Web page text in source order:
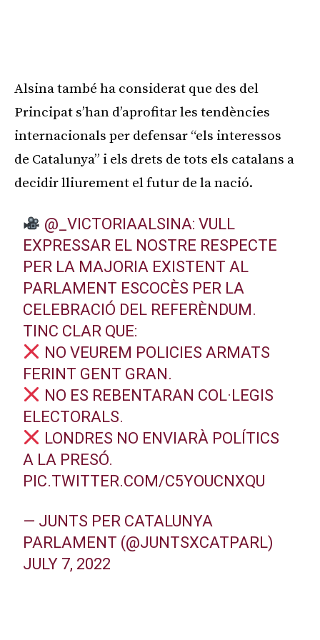
Alsina també ha considerat que des del
Principat s’han d’aprofitar les tendències
internacionals per defensar “els interessos
de Catalunya” i els drets de tots els catalans a
decidir lliurement el futur de la nació.
@_VICTORIAALSINA: VULL
EXPRESSAR EL NOSTRE RESPECTE
PER LA MAJORIA EXISTENT AL
PARLAMENT ESCOCÈS PER LA
CELEBRACIÓ DEL REFERÈNDUM.
TINC CLAR QUE:
NO VEUREM POLICIES ARMATS
FERINT GENT GRAN.
NO ES REBENTARAN COL·LEGIS
ELECTORALS.
LONDRES NO ENVIARÀ POLÍTICS
A LA PRESÓ.
PIC.TWITTER.COM/C5YOUCNXQU
— JUNTS PER CATALUNYA
PARLAMENT (@JUNTSXCATPARL)
JULY 7, 2022